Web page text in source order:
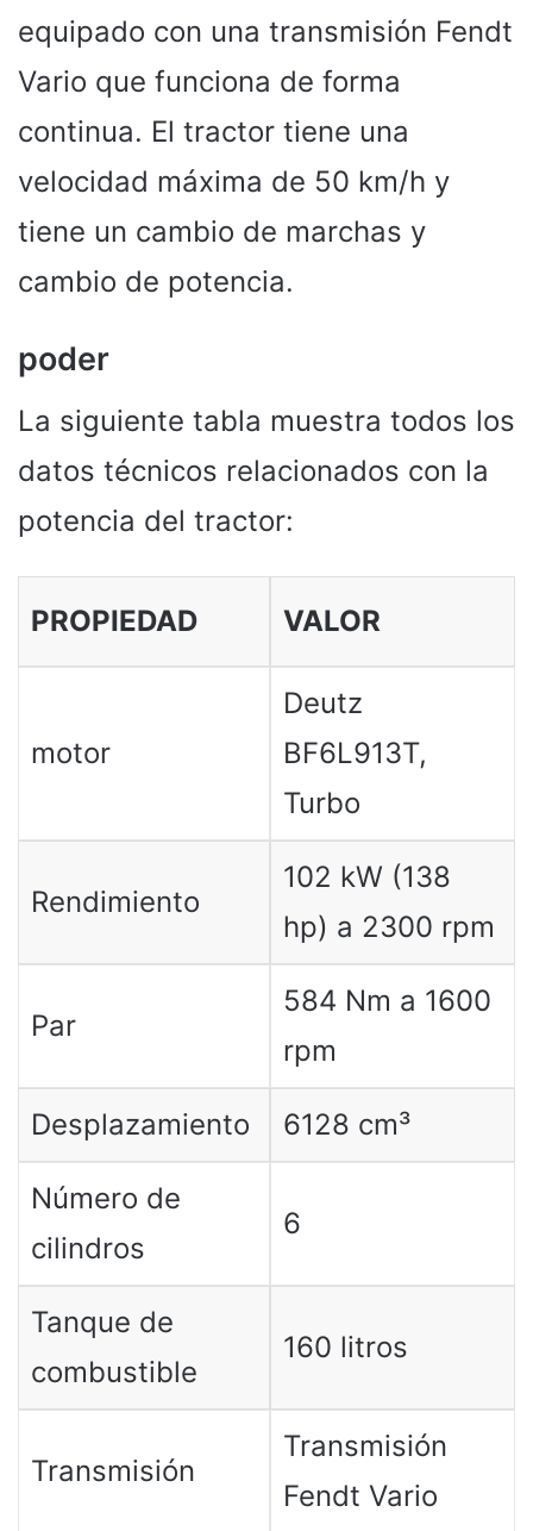
equipado con una transmisión Fendt
Vario que funciona de forma
continua. El tractor tiene una
velocidad máxima de 50 km/h y
tiene un cambio de marchas y
cambio de potencia.
poder
La siguiente tabla muestra todos los
datos técnicos relacionados con la
potencia del tractor:
PROPIEDAD VALOR
motor
Deutz
BF6L913T,
Turbo
Rendimiento
102 kW (138
hp) a 2300 rpm
Par
584 Nm a 1600
rpm
Desplazamiento 6128 cm³
Número de
cilindros
6
Tanque de
combustible
160 litros
Transmisión
Transmisión
Fendt Vario